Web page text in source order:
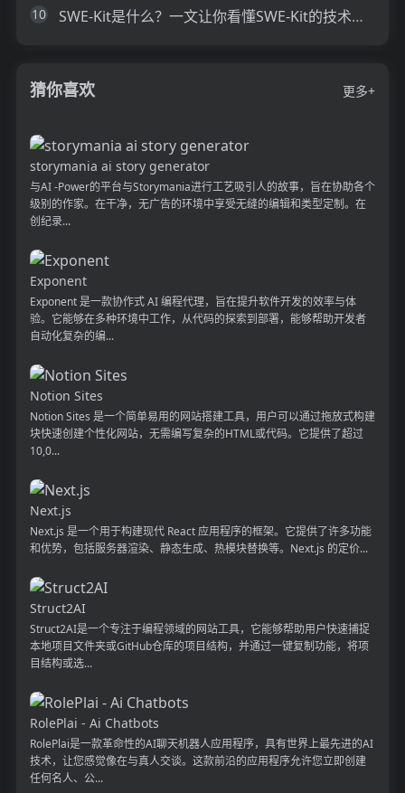
10 SWE-Kit是什么？一文让你看懂SWE-Kit的技术原理、主要功能、应用场景
猜你喜欢 更多+
storymania ai story generator
与AI -Power的平台与Storymania进行工艺吸引人的故事，旨在协助各个
级别的作家。在干净，无广告的环境中享受无缝的编辑和类型定制。在
创纪录...
Exponent
Exponent 是一款协作式 AI 编程代理，旨在提升软件开发的效率与体
验。它能够在多种环境中工作，从代码的探索到部署，能够帮助开发者
自动化复杂的编...
Notion Sites
Notion Sites 是一个简单易用的网站搭建工具，用户可以通过拖放式构建
块快速创建个性化网站，无需编写复杂的HTML或代码。它提供了超过
10,0...
Next.js
Next.js 是一个用于构建现代 React 应用程序的框架。它提供了许多功能
和优势，包括服务器渲染、静态生成、热模块替换等。Next.js 的定价...
Struct2AI
Struct2AI是一个专注于编程领域的网站工具，它能够帮助用户快速捕捉
本地项目文件夹或GitHub仓库的项目结构，并通过一键复制功能，将项
目结构或选...
RolePlai - Ai Chatbots
RolePlai是一款革命性的AI聊天机器人应用程序，具有世界上最先进的AI
技术，让您感觉像在与真人交谈。这款前沿的应用程序允许您立即创建
任何名人、公...